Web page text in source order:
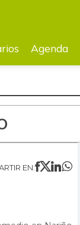
Videos
Agenda
EN: